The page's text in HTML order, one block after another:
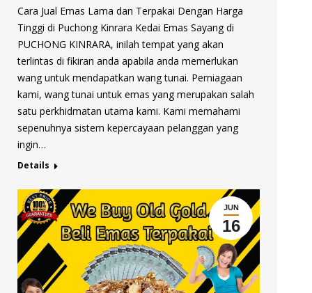
Cara Jual Emas Lama dan Terpakai Dengan Harga
Tinggi di Puchong Kinrara Kedai Emas Sayang di
PUCHONG KINRARA, inilah tempat yang akan
terlintas di fikiran anda apabila anda memerlukan
wang untuk mendapatkan wang tunai. Perniagaan
kami, wang tunai untuk emas yang merupakan salah
satu perkhidmatan utama kami. Kami memahami
sepenuhnya sistem kepercayaan pelanggan yang
ingin…
Details
JUN
16